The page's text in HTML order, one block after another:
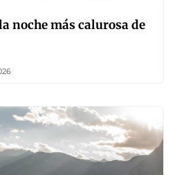
noche más calurosa de